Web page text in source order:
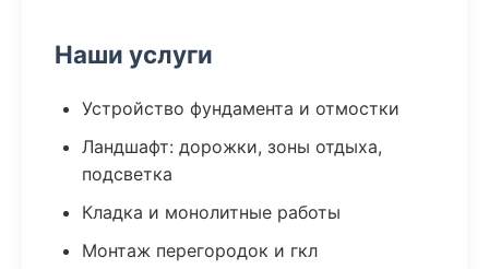
Наши услуги
Устройство фундамента и отмостки
Ландшафт: дорожки, зоны отдыха,
подсветка
Кладка и монолитные работы
Монтаж перегородок и гкл